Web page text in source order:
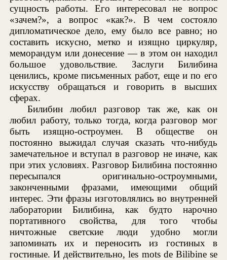
сущность работы. Его интересовал не вопрос
«зачем?», а вопрос «как?». В чем состояло
дипломатическое дело, ему было все равно; но
составить искусно, метко и изящно циркуляр,
меморандум или донесение — в этом он находил
большое удовольствие. Заслуги Билибина
ценились, кроме письменных работ, еще и по его
искусству обращаться и говорить в высших
сферах.
Билибин любил разговор так же, как он
любил работу, только тогда, когда разговор мог
быть изящно-остроумен. В обществе он
постоянно выжидал случая сказать что-нибудь
замечательное и вступал в разговор не иначе, как
при этих условиях. Разговор Билибина постоянно
пересыпался оригинально-остроумными,
законченными фразами, имеющими общий
интерес. Эти фразы изготовлялись во внутренней
лаборатории Билибина, как будто нарочно
портативного свойства, для того чтобы
ничтожные светские люди удобно могли
запоминать их и переносить из гостиных в
гостиные. И действительно, les mots de Bilibine se